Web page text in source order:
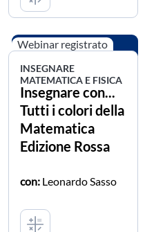
Webinar registrato
INSEGNARE
MATEMATICA E FISICA
Insegnare con...
Tutti i colori della
Matematica
Edizione Rossa
con: Leonardo Sasso